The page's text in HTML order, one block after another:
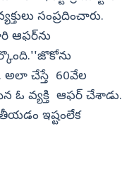
సంప్రదించారు.
ఆఫర్‌ను
చేస్తే 60వేల
ఓ వ్యక్తి ఆఫర్‌ చేశాడు.
ఇష్టంలేక